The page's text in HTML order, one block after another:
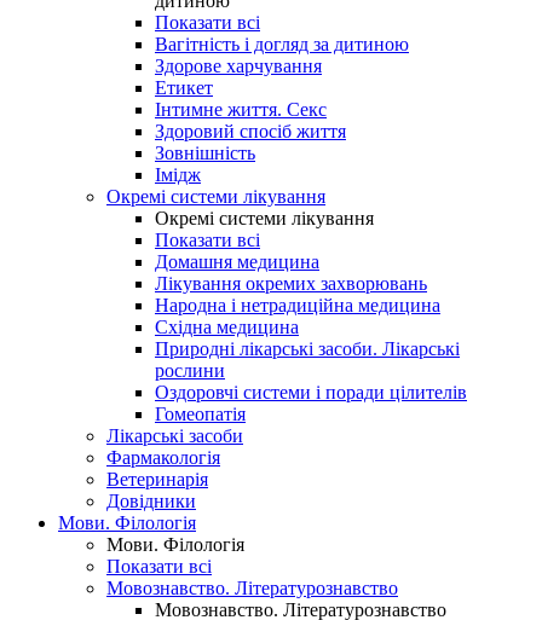
Показати всі
Вагітність і догляд за дитиною
Здорове харчування
Етикет
Інтимне життя. Секс
Здоровий спосіб життя
Зовнішність
Імідж
Окремі системи лікування
Окремі системи лікування
Показати всі
Домашня медицина
Лікування окремих захворювань
Народна і нетрадиційна медицина
Східна медицина
Природні лікарські засоби. Лікарські
рослини
Оздоровчі системи і поради цілителів
Гомеопатія
Лікарські засоби
Фармакологія
Ветеринарія
Довідники
Мови. Філологія
Мови. Філологія
Показати всі
Мовознавство. Літературознавство
Мовознавство. Літературознавство